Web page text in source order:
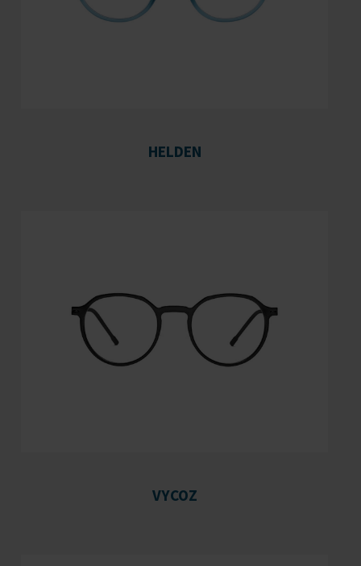
HELDEN
VYCOZ